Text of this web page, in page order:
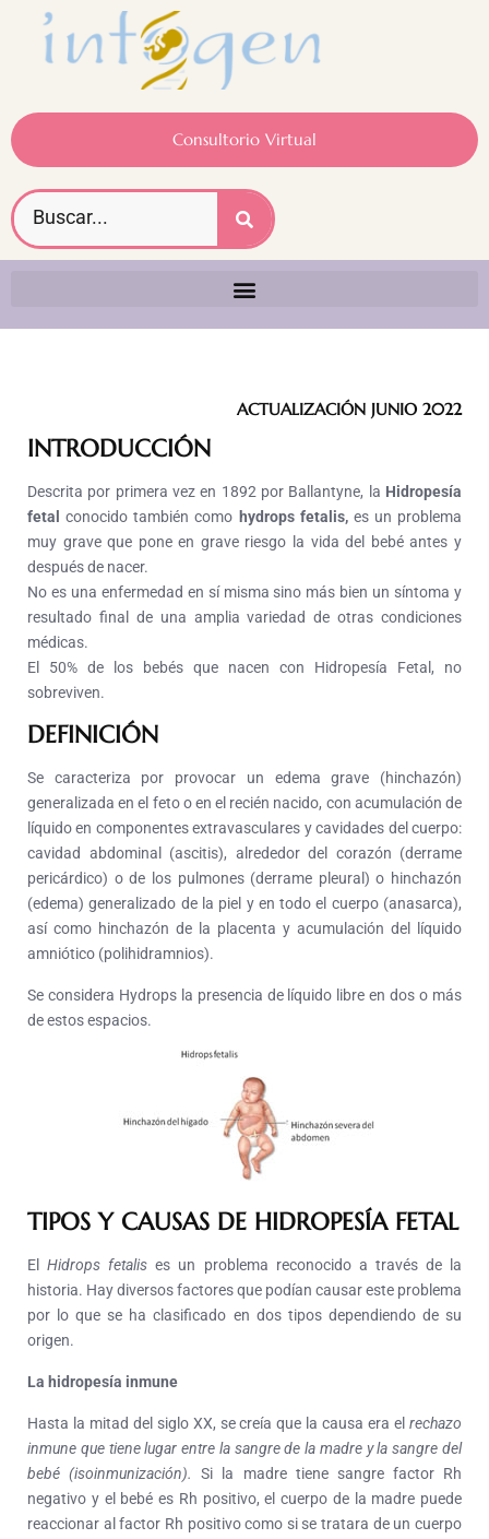
Consultorio Virtual
ACTUALIZACIÓN JUNIO 2022
INTRODUCCIÓN
Descrita por primera vez en 1892 por Ballantyne, la Hidropesía
fetal
conocido también como hydrops fetalis,es un problema
muy grave que pone en grave riesgo la vida del bebé antes y
después de nacer.
No es una enfermedad en sí misma sino más bien un síntoma y
resultado final de una amplia variedad de otras condiciones
médicas.
El 50% de los bebés que nacen con Hidropesía Fetal, no
sobreviven.
DEFINICIÓN
Se caracteriza por provocar un edema grave (hinchazón)
generalizada en el feto o en el recién nacido, con acumulación de
líquido en componentes extravasculares y cavidades del cuerpo:
cavidad abdominal (ascitis), alrededor del corazón (derrame
pericárdico) o de los pulmones (derrame pleural) o hinchazón
(edema) generalizado de la piel y en todo el cuerpo (anasarca),
así como hinchazón de la placenta y acumulación del líquido
amniótico (polihidramnios).
Se considera Hydrops la presencia de líquido libre en dos o más
de estos espacios.
TIPOS Y CAUSAS DE HIDROPESÍA FETAL
ElHidrops fetalis es un problema reconocido a través de la
historia. Hay diversos factores que podían causar este problema
por lo que se ha clasificado en dos tipos dependiendo de su
origen.
La hidropesía inmune
Hasta la mitad del siglo XX, se creía que la causa era el rechazo
inmune que tiene lugar entre la sangre de la madre y la sangre del
bebé (isoinmunización).
Si la madre tiene sangre factor Rh
negativo y el bebé es Rh positivo, el cuerpo de la madre puede
reaccionar al factor Rh positivo como si se tratara de un cuerpo